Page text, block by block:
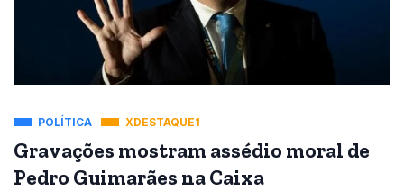
POLÍTICA XDESTAQUE1
Gravações mostram assédio moral de
Pedro Guimarães na Caixa